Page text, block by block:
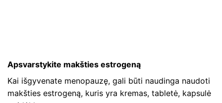
Apsvarstykite makšties estrogeną
Kai išgyvenate menopauzę, gali būti naudinga naudoti
makšties estrogeną, kuris yra kremas, tabletė, kapsulė